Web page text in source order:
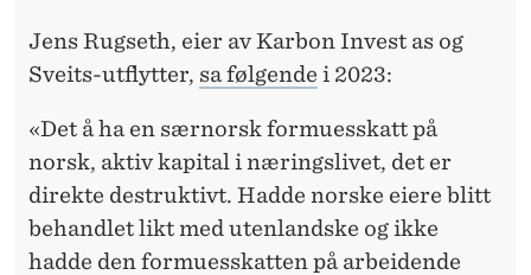
Jens Rugseth, eier av Karbon Invest as og
Sveits-utflytter, sa følgende i 2023:
«Det å ha en særnorsk formuesskatt på
norsk, aktiv kapital i næringslivet, det er
direkte destruktivt. Hadde norske eiere blitt
behandlet likt med utenlandske og ikke
hadde den formuesskatten på arbeidende